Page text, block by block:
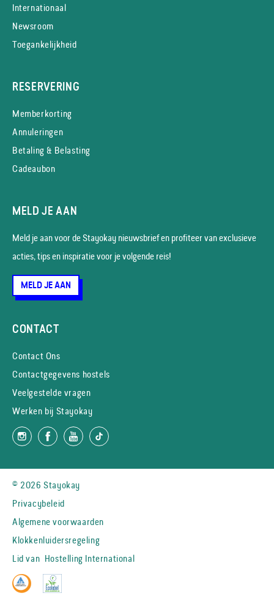
Internationaal
Newsroom
Toegankelijkheid
RESERVERING
Memberkorting
Annuleringen
Betaling & Belasting
Cadeaubon
MELD JE AAN
Meld je aan voor de Stayokay nieuws­brief en profiteer van exclusieve
acties, tips en inspiratie voor je volgende reis!
MELD JE AAN
CONTACT
Contact Ons
Contactgegevens hostels
Veelgestelde vragen
Werken bij Stayokay
© 2026 Stayokay
Privacybeleid
Algemene voorwaarden
Klokkenluidersregeling
Lid van Hostelling International